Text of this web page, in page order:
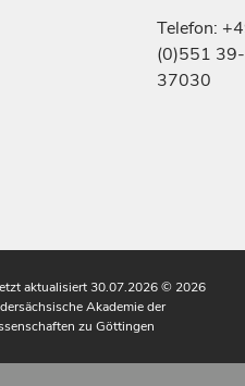
Telefon:
(0)551 39-
37030
aktualisiert 30.07.2026© 2026
Akademie der
zu Göttingen